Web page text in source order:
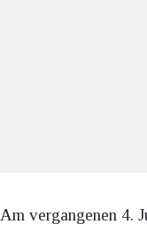
Am vergangenen 4.